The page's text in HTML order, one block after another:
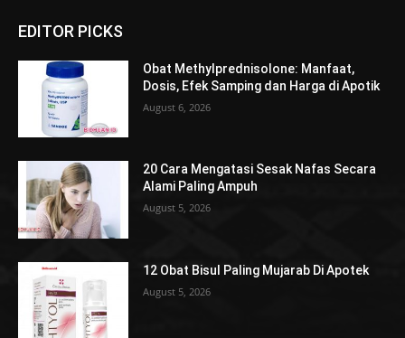
EDITOR PICKS
Obat Methylprednisolone: Manfaat,
Dosis, Efek Samping dan Harga di Apotik
August 6, 2026
20 Cara Mengatasi Sesak Nafas Secara
Alami Paling Ampuh
August 5, 2026
12 Obat Bisul Paling Mujarab Di Apotek
August 5, 2026